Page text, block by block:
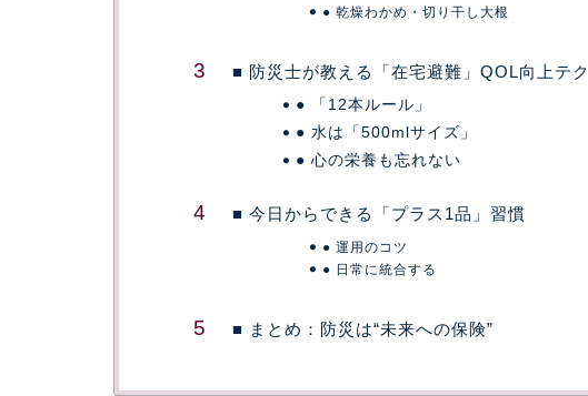
● 乾燥わかめ・切り干し大根
■ 防災士が教える「在宅避難」QOL向上テク
● 「12本ルール」
● 水は「500mlサイズ」
● 心の栄養も忘れない
■ 今日からできる「プラス1品」習慣
● 運用のコツ
● 日常に統合する
■ まとめ：防災は“未来への保険”